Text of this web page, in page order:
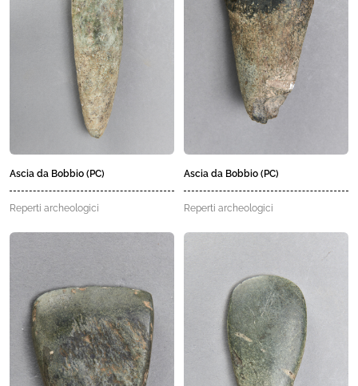
Ascia da Bobbio (PC)
Reperti archeologici
Ascia da Bobbio (PC)
Reperti archeologici